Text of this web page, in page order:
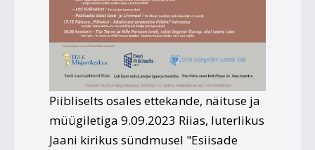
Piibliselts osales ettekande, näituse ja
müügiletiga 9.09.2023 Riias, luterlikus
Jaani kirikus sündmusel "Esiisade